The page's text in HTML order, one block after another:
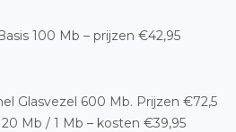
100 Mb – prijzen €42,95
Glasvezel 600 Mb. Prijzen €72,5
Mb / 1 Mb – kosten €39,95